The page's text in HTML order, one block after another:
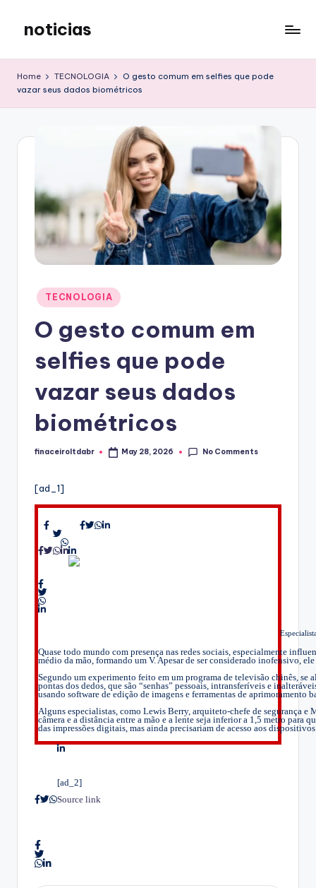
content
noticias
Home TECNOLOGIA
O gesto comum em selfies que pode
vazar seus dados biométricos
Posted
in
TECNOLOGIA
O gesto comum em
selfies que pode
vazar seus dados
biométricos
Posted
finaceiroltdabr May 28, 2026 No Comments
[ad_1]
Quase todo mundo com presença nas redes sociais, especialmente
médio da mão, formando um V. Apesar de ser considerado inofensivo,
Segundo um experimento feito em um programa de televisão chinês, se
pontas dos dedos, que são “senhas” pessoais, intransferíveis e
usando software de edição de imagens e ferramentas de aprimoramento
Alguns especialistas, como Lewis Berry, arquiteto-chefe de segurança e
câmera e a distância entre a mão e a lente seja inferior a 1,5 metro para
das impressões digitais, mas ainda precisariam de acesso aos
[ad_2]
Source link